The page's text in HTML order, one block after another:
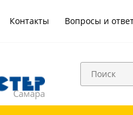
Контакты Вопросы и